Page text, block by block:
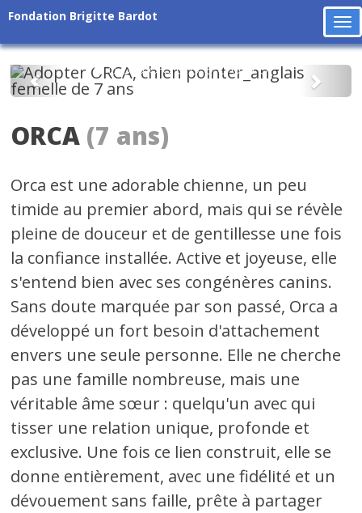
Fondation Brigitte Bardot
Précédent
ORCA (7 ans)
Orca est une adorable chienne, un peu
timide au premier abord, mais qui se révèle
pleine de douceur et de gentillesse une fois
la confiance installée. Active et joyeuse, elle
s'entend bien avec ses congénères canins.
Sans doute marquée par son passé, Orca a
développé un fort besoin d'attachement
envers une seule personne. Elle ne cherche
pas une famille nombreuse, mais une
véritable âme sœur : quelqu'un avec qui
tisser une relation unique, profonde et
exclusive. Une fois ce lien construit, elle se
donne entièrement, avec une fidélité et un
dévouement sans faille, prête à partager